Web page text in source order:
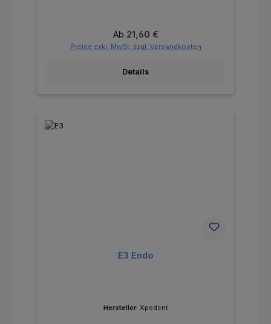
Regulärer Preis:
Ab 21,60 €
Preise exkl. MwSt. zzgl. Versandkosten
Details
E3 Endo
Hersteller: Xpedent